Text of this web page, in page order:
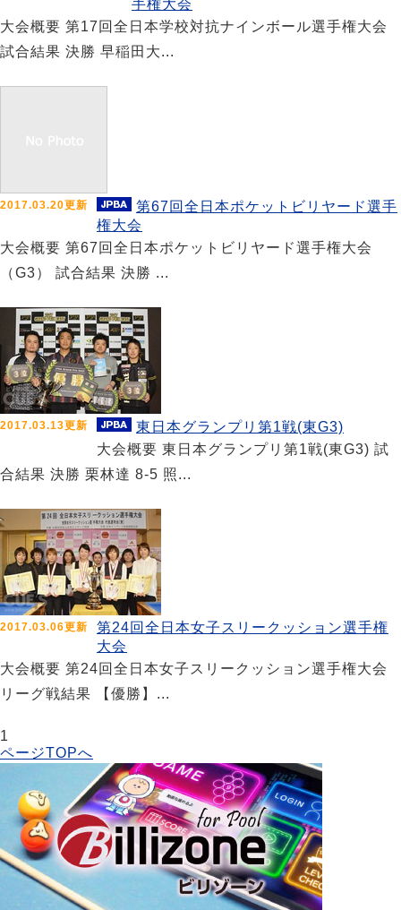
手権大会
大会概要 第17回全日本学校対抗ナインボール選手権大会
試合結果 決勝 早稲田大...
2017.03.20更新
第67回全日本ポケットビリヤード選手
権大会
大会概要 第67回全日本ポケットビリヤード選手権大会
（G3） 試合結果 決勝 ...
2017.03.13更新
東日本グランプリ第1戦(東G3)
大会概要 東日本グランプリ第1戦(東G3) 試
合結果 決勝 栗林達 8-5 照...
2017.03.06更新
第24回全日本女子スリークッション選手権
大会
大会概要 第24回全日本女子スリークッション選手権大会
リーグ戦結果 【優勝】...
1
ページTOPへ